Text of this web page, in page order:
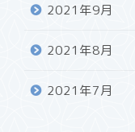
2021年9月
2021年8月
2021年7月